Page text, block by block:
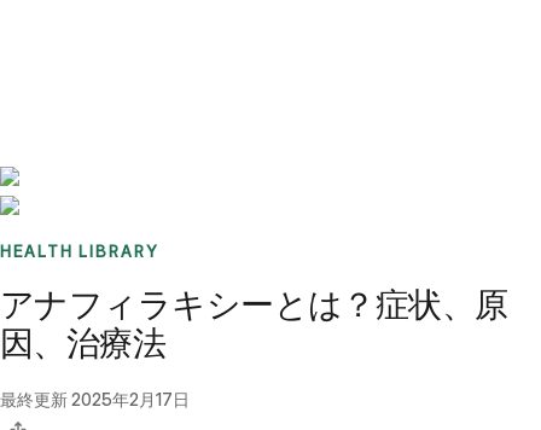
HEALTH LIBRARY
アナフィラキシーとは？症状、原
因、治療法
最終更新2025年2月17日